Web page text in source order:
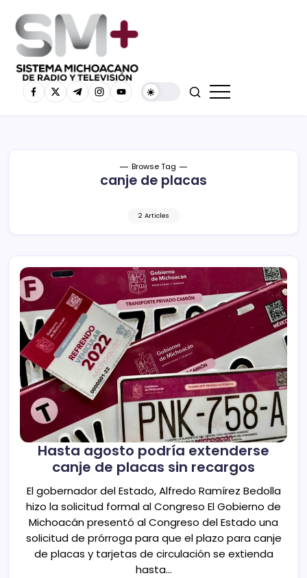
Browse Tag
canje de placas
2 Articles
Hasta agosto podría extenderse
canje de placas sin recargos
El gobernador del Estado, Alfredo Ramírez Bedolla
hizo la solicitud formal al Congreso El Gobierno de
Michoacán presentó al Congreso del Estado una
solicitud de prórroga para que el plazo para canje
de placas y tarjetas de circulación se extienda
hasta…